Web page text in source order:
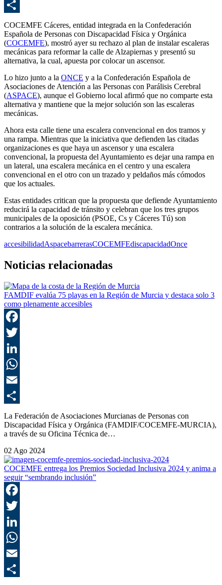
COCEMFE Cáceres, entidad integrada en la Confederación
Española de Personas con Discapacidad Física y Orgánica
(COCEMFE), mostró ayer su rechazo al plan de instalar escaleras
mecánicas para reformar la calle de Alzapiernas y presentó su
alternativa, la cual, apuesta por colocar un ascensor.
Lo hizo junto a la ONCE y a la Confederación Española de
Asociaciones de Atención a las Personas con Parálisis Cerebral
(ASPACE), aunque el Gobierno local afirmó que no comparte esta
alternativa y mantiene que la mejor solución son las escaleras
mecánicas.
Ahora esta calle tiene una escalera convencional en dos tramos y
una rampa. Mientras que la iniciativa que defienden las citadas
organizaciones es que haya un ascensor y una escalera
convencional, la propuesta del Ayuntamiento es dejar una rampa en
un lateral, una escalera mecánica en el centro y una escalera
convencional en el otro con un trazado y peldaños más cómodos
que los actuales.
Estas entidades critican que la propuesta que defiende Ayuntamiento
reducirá la capacidad de tránsito y celebran que los tres grupos
municipales de la oposición (PSOE, Cs y Cáceres Tú) son
contrarios a la solución de la escalera mecánica.
accesibilidadAspacebarrerasCOCEMFEdiscapacidadOnce
Noticias relacionadas
FAMDIF evalúa 75 playas en la Región de Murcia y destaca solo 3
como plenamente accesibles
La Federación de Asociaciones Murcianas de Personas con
Discapacidad Física y Orgánica (FAMDIF/COCEMFE-MURCIA),
a través de su Oficina Técnica de…
02 Ago 2024
COCEMFE entrega los Premios Sociedad Inclusiva 2024 y anima a
seguir “sembrando inclusión”